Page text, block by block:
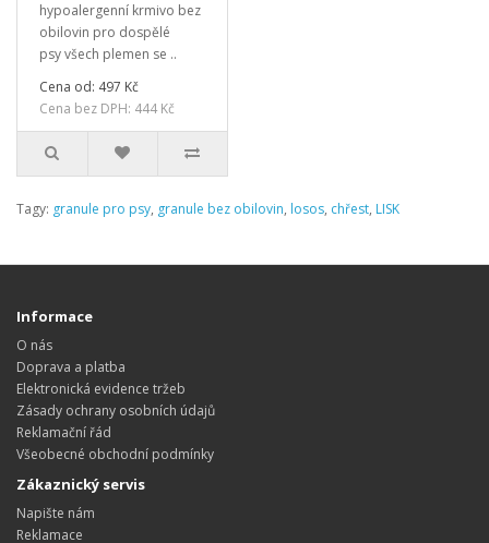
hypoalergenní krmivo bez
obilovin pro dospělé
psy všech plemen se ..
Cena od: 497 Kč
Cena bez DPH: 444 Kč
Tagy: granule pro psy, granule bez obilovin, losos, chřest, LISK
Informace
O nás
Doprava a platba
Elektronická evidence tržeb
Zásady ochrany osobních údajů
Reklamační řád
Všeobecné obchodní podmínky
Zákaznický servis
Napište nám
Reklamace